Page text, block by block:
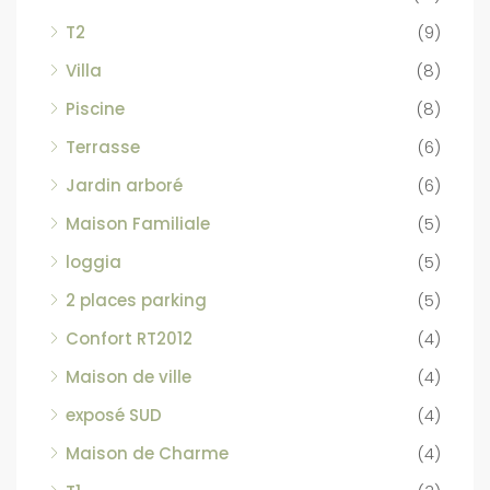
T2
(9)
Villa
(8)
Piscine
(8)
Terrasse
(6)
Jardin arboré
(6)
Maison Familiale
(5)
loggia
(5)
2 places parking
(5)
Confort RT2012
(4)
Maison de ville
(4)
exposé SUD
(4)
Maison de Charme
(4)